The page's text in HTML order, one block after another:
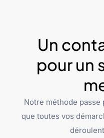
Un
pour un
Notre méthode
que toutes vos